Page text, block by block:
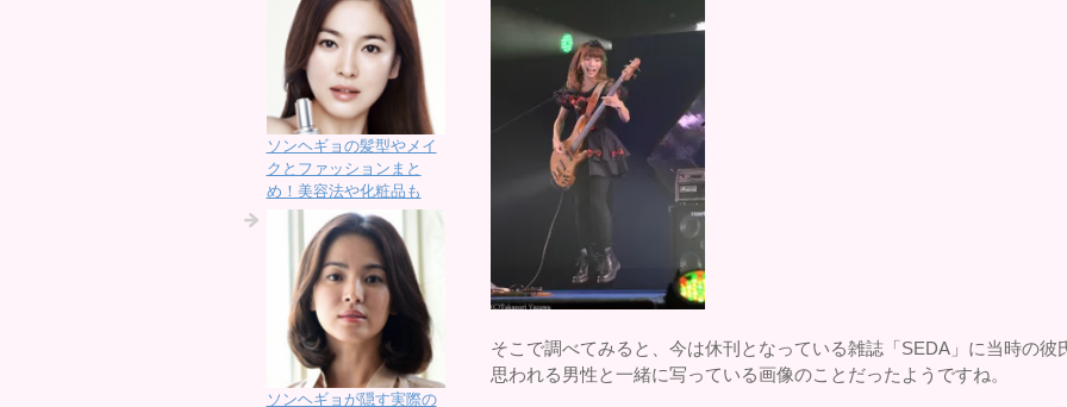
そこで調べてみると、今は休刊となっている雑誌「SEDA」に当時の彼
思われる男性と一緒に写っている画像のことだったようですね。
ソンヘギョの髪型やメイ
クとファッションまと
め！美容法や化粧品も
ソンヘギョが隠す実際の